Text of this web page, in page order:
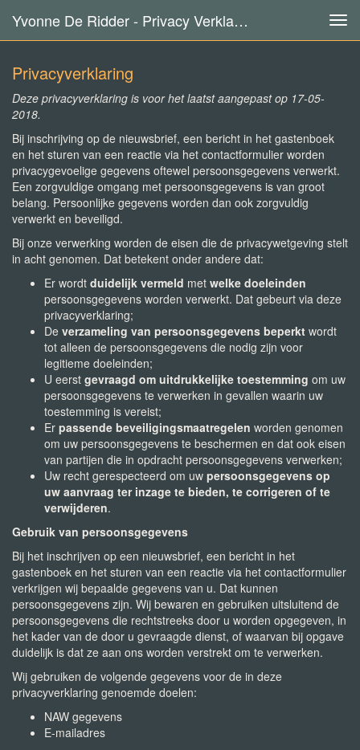
Yvonne De Ridder - Privacy Verklaring
Privacyverklaring
Deze privacyverklaring is voor het laatst aangepast op 17-05-
2018.
Bij inschrijving op de nieuwsbrief, een bericht in het gastenboek
en het sturen van een reactie via het contactformulier worden
privacygevoelige gegevens oftewel persoonsgegevens verwerkt.
Een zorgvuldige omgang met persoonsgegevens is van groot
belang. Persoonlijke gegevens worden dan ook zorgvuldig
verwerkt en beveiligd.
Bij onze verwerking worden de eisen die de privacywetgeving stelt
in acht genomen. Dat betekent onder andere dat:
Er wordt duidelijk vermeld met welke doeleinden
persoonsgegevens worden verwerkt. Dat gebeurt via deze
privacyverklaring;
De verzameling van persoonsgegevens beperkt wordt
tot alleen de persoonsgegevens die nodig zijn voor
legitieme doeleinden;
U eerst gevraagd om uitdrukkelijke toestemming om uw
persoonsgegevens te verwerken in gevallen waarin uw
toestemming is vereist;
Er passende beveiligingsmaatregelen worden genomen
om uw persoonsgegevens te beschermen en dat ook eisen
van partijen die in opdracht persoonsgegevens verwerken;
Uw recht gerespecteerd om uw persoonsgegevens op
uw aanvraag ter inzage te bieden, te corrigeren of te
verwijderen.
Gebruik van persoonsgegevens
Bij het inschrijven op een nieuwsbrief, een bericht in het
gastenboek en het sturen van een reactie via het contactformulier
verkrijgen wij bepaalde gegevens van u. Dat kunnen
persoonsgegevens zijn. Wij bewaren en gebruiken uitsluitend de
persoonsgegevens die rechtstreeks door u worden opgegeven, in
het kader van de door u gevraagde dienst, of waarvan bij opgave
duidelijk is dat ze aan ons worden verstrekt om te verwerken.
Wij gebruiken de volgende gegevens voor de in deze
privacyverklaring genoemde doelen:
NAW gegevens
E-mailadres